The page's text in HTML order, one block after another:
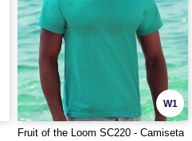
W1
Fruit of the Loom SC220 - Camiseta